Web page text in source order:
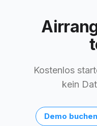
Kostenlos
kein
Demo buchen